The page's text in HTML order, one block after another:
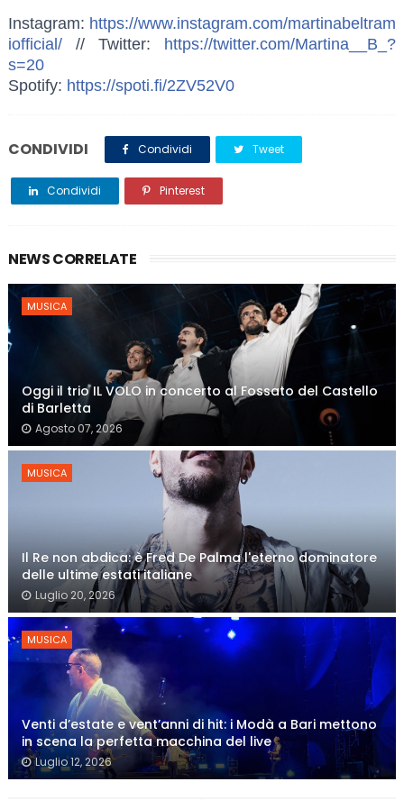
Instagram: https://www.instagram.com/martinabeltram
iofficial/// Twitter: https://twitter.com/Martina__B_?
s=20
Spotify: https://spoti.fi/2ZV52V0
CONDIVIDI Condividi Tweet
Condividi Pinterest
NEWS CORRELATE
MUSICA
Oggi il trio IL VOLO in concerto al Fossato del Castello
di Barletta
Agosto 07, 2026
MUSICA
Il Re non abdica: è Fred De Palma l'eterno dominatore
delle ultime estati italiane
Luglio 20, 2026
MUSICA
Venti d’estate e vent’anni di hit: i Modà a Bari mettono
in scena la perfetta macchina del live
Luglio 12, 2026